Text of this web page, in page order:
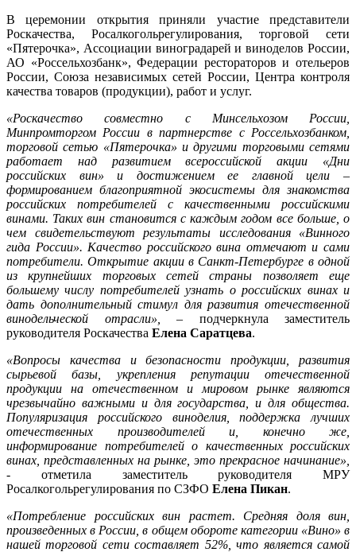
В церемонии открытия приняли участие представители
Роскачества, Росалкогольрегулирования, торговой сети
«Пятерочка», Ассоциации виноградарей и виноделов России,
АО «Россельхозбанк», Федерации рестораторов и отельеров
России, Союза независимых сетей России, Центра контроля
качества товаров (продукции), работ и услуг.
«Роскачество совместно с Минсельхозом России,
Минпромторгом России в партнерстве с Россельхозбанком,
торговой сетью «Пятерочка» и другими торговыми сетями
работает над развитием всероссийской акции «Дни
российских вин» и достижением ее главной цели –
формированием благоприятной экосистемы для знакомства
российских потребителей с качественными российскими
винами. Таких вин становится с каждым годом все больше, о
чем свидетельствуют результаты исследования «Винного
гида России». Качество российского вина отмечают и сами
потребители. Открытие акции в Санкт-Петербурге в одной
из крупнейших торговых сетей страны позволяет еще
большему числу потребителей узнать о российских винах и
дать дополнительный стимул для развития отечественной
винодельческой отрасли»,
– подчеркнула заместитель
руководителя Роскачества Елена Саратцева.
«Вопросы качества и безопасности продукции, развития
сырьевой базы, укрепления репутации отечественной
продукции на отечественном и мировом рынке являются
чрезвычайно важными и для государства, и для общества.
Популяризация российского виноделия, поддержка лучших
отечественных производителей и, конечно же,
информирование потребителей о качественных российских
винах, представленных на рынке, это прекрасное начинание»,
- отметила заместитель руководителя МРУ
Росалкогольрегулирования по СЗФО Елена Пикан.
«Потребление российских вин растет. Средняя доля вин,
произведенных в России, в общем обороте категории «Вино» в
нашей торговой сети составляет 52%, что является самой